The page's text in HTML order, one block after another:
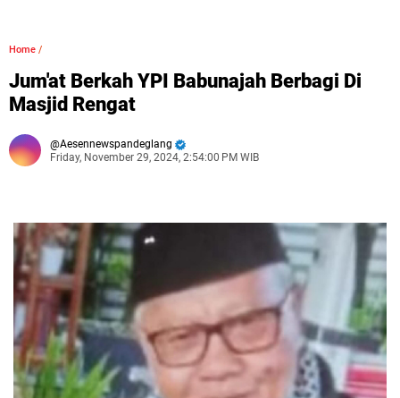
Home /
Jum'at Berkah YPI Babunajah Berbagi Di
Masjid Rengat
Aesennewspandeglang
Friday, November 29, 2024, 2:54:00 PM WIB